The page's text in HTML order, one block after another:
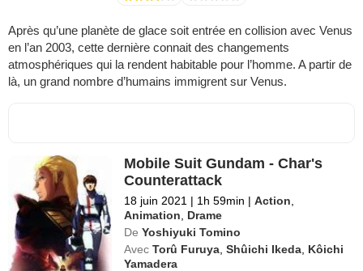
Après qu’une planète de glace soit entrée en collision avec Venus
en l’an 2003, cette dernière connait des changements
atmosphériques qui la rendent habitable pour l’homme. A partir de
là, un grand nombre d’humains immigrent sur Venus.
Mobile Suit Gundam - Char's
Counterattack
18 juin 2021 | 1h 59min | Action
Animation
Drame
De Yoshiyuki Tomino
Avec Torû Furuya ,Shûichi Ikeda Kôichi
Yamadera